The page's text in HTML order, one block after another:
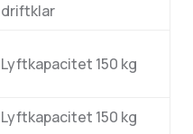
driftklar
Lyftkapacitet 150 kg
Lyftkapacitet 150 kg